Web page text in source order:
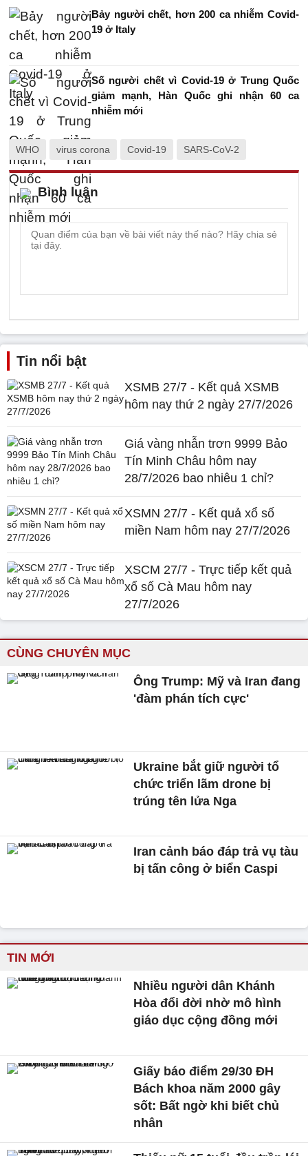
Bảy người chết, hơn 200 ca nhiễm Covid-
19 ở Italy
Số người chết vì Covid-19 ở Trung Quốc
giảm mạnh, Hàn Quốc ghi nhận 60 ca
nhiễm mới
WHO virus corona Covid-19 SARS-CoV-2
Bình luận
Tin nổi bật
XSMB 27/7 - Kết quả XSMB
hôm nay thứ 2 ngày 27/7/2026
Giá vàng nhẫn trơn 9999 Bảo
Tín Minh Châu hôm nay
28/7/2026 bao nhiêu 1 chỉ?
XSMN 27/7 - Kết quả xổ số
miền Nam hôm nay 27/7/2026
XSCM 27/7 - Trực tiếp kết quả
xổ số Cà Mau hôm nay
27/7/2026
CÙNG CHUYÊN MỤC
Ông Trump: Mỹ và Iran đang
'đàm phán tích cực'
Ukraine bắt giữ người tổ
chức triển lãm drone bị
trúng tên lửa Nga
Iran cảnh báo đáp trả vụ tàu
bị tấn công ở biển Caspi
TIN MỚI
Nhiều người dân Khánh
Hòa đổi đời nhờ mô hình
giáo dục cộng đồng mới
Giấy báo điểm 29/30 ĐH
Bách khoa năm 2000 gây
sốt: Bất ngờ khi biết chủ
nhân